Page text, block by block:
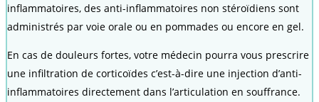
inflammatoires, des anti-inflammatoires non stéroïdiens sont
administrés par voie orale ou en pommades ou encore en gel.
En cas de douleurs fortes, votre médecin pourra vous prescrire
une infiltration de corticoïdes c’est-à-dire une injection d’anti-
inflammatoires directement dans l’articulation en souffrance.